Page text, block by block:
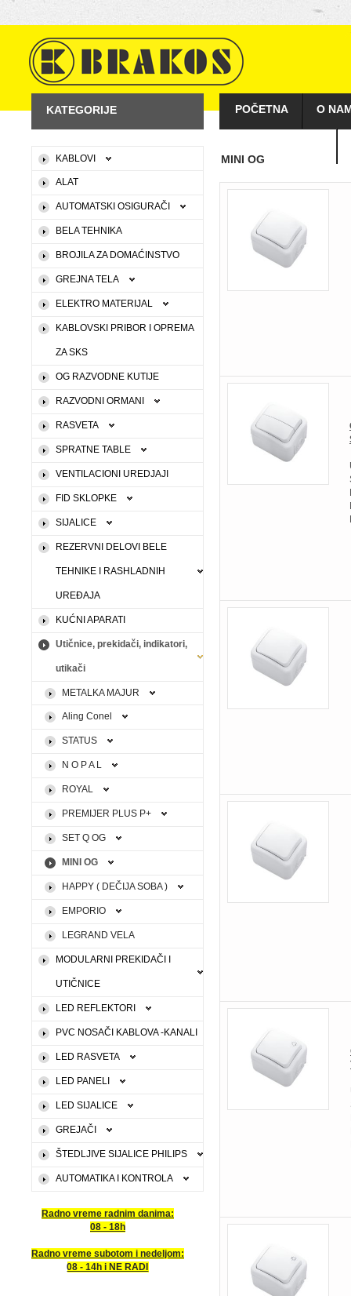
POČETNA O
KATEGORIJE
KABLOVI
ALAT
AUTOMATSKI OSIGURAČI
BELA TEHNIKA
BROJILA ZA DOMAĆINSTVO
GREJNA TELA
ELEKTRO MATERIJAL
KABLOVSKI PRIBOR I OPREMA
ZA SKS
OG RAZVODNE KUTIJE
RAZVODNI ORMANI
RASVETA
SPRATNE TABLE
VENTILACIONI UREDJAJI
FID SKLOPKE
SIJALICE
REZERVNI DELOVI BELE
TEHNIKE I RASHLADNIH
UREĐAJA
KUĆNI APARATI
Utičnice, prekidači, indikatori,
utikači
METALKA MAJUR
Aling Conel
STATUS
N O P A L
ROYAL
PREMIJER PLUS P+
SET Q OG
MINI OG
HAPPY ( DEČIJA SOBA )
EMPORIO
LEGRAND VELA
MODULARNI PREKIDAČI I
UTIČNICE
LED REFLEKTORI
PVC NOSAČI KABLOVA -KANALI
LED RASVETA
LED PANELI
LED SIJALICE
GREJAČI
ŠTEDLJIVE SIJALICE PHILIPS
AUTOMATIKA I KONTROLA
Radno vreme radnim danima:
08 - 18h
Radno vreme subotom i nedeljom:
08 - 14h i NE RADI
MINI OG